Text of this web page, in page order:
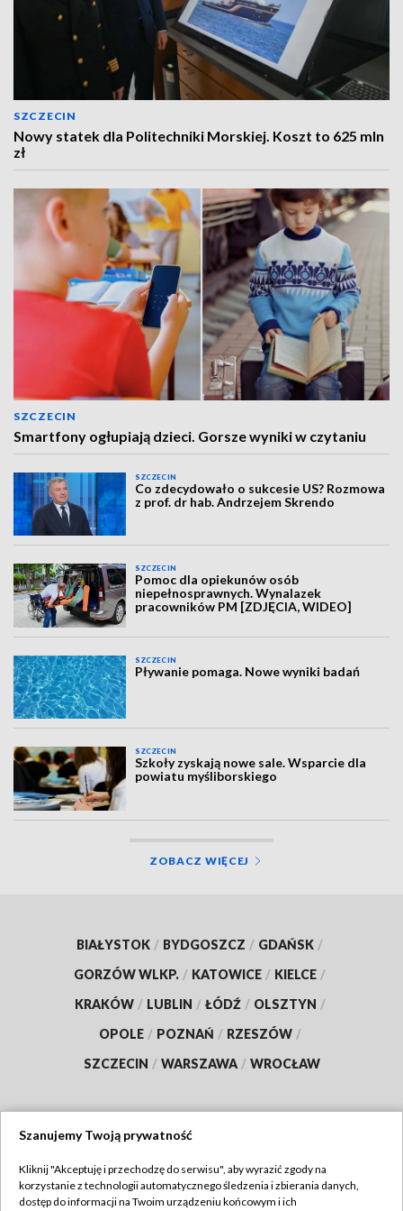
SZCZECIN
Nowy statek dla Politechniki Morskiej. Koszt to 625 mln
zł
SZCZECIN
Smartfony ogłupiają dzieci. Gorsze wyniki w czytaniu
SZCZECIN
Co zdecydowało o sukcesie US? Rozmowa
z prof. dr hab. Andrzejem Skrendo
SZCZECIN
Pomoc dla opiekunów osób
niepełnosprawnych. Wynalazek
pracowników PM [ZDJĘCIA, WIDEO]
SZCZECIN
Pływanie pomaga. Nowe wyniki badań
SZCZECIN
Szkoły zyskają nowe sale. Wsparcie dla
powiatu myśliborskiego
ZOBACZ WIĘCEJ
BIAŁYSTOK / BYDGOSZCZ / GDAŃSK /
GORZÓW WLKP. / KATOWICE / KIELCE /
KRAKÓW / LUBLIN / ŁÓDŹ / OLSZTYN /
OPOLE / POZNAŃ / RZESZÓW /
SZCZECIN / WARSZAWA / WROCŁAW
TVP
Szanujemy Twoją prywatność
Kliknij "Akceptuję i przechodzę do serwisu", aby wyrazić zgody na
korzystanie z technologii automatycznego śledzenia i zbierania danych,
dostęp do informacji na Twoim urządzeniu końcowym i ich